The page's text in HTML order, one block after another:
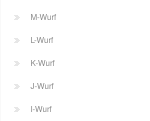
M-Wurf
L-Wurf
K-Wurf
J-Wurf
I-Wurf